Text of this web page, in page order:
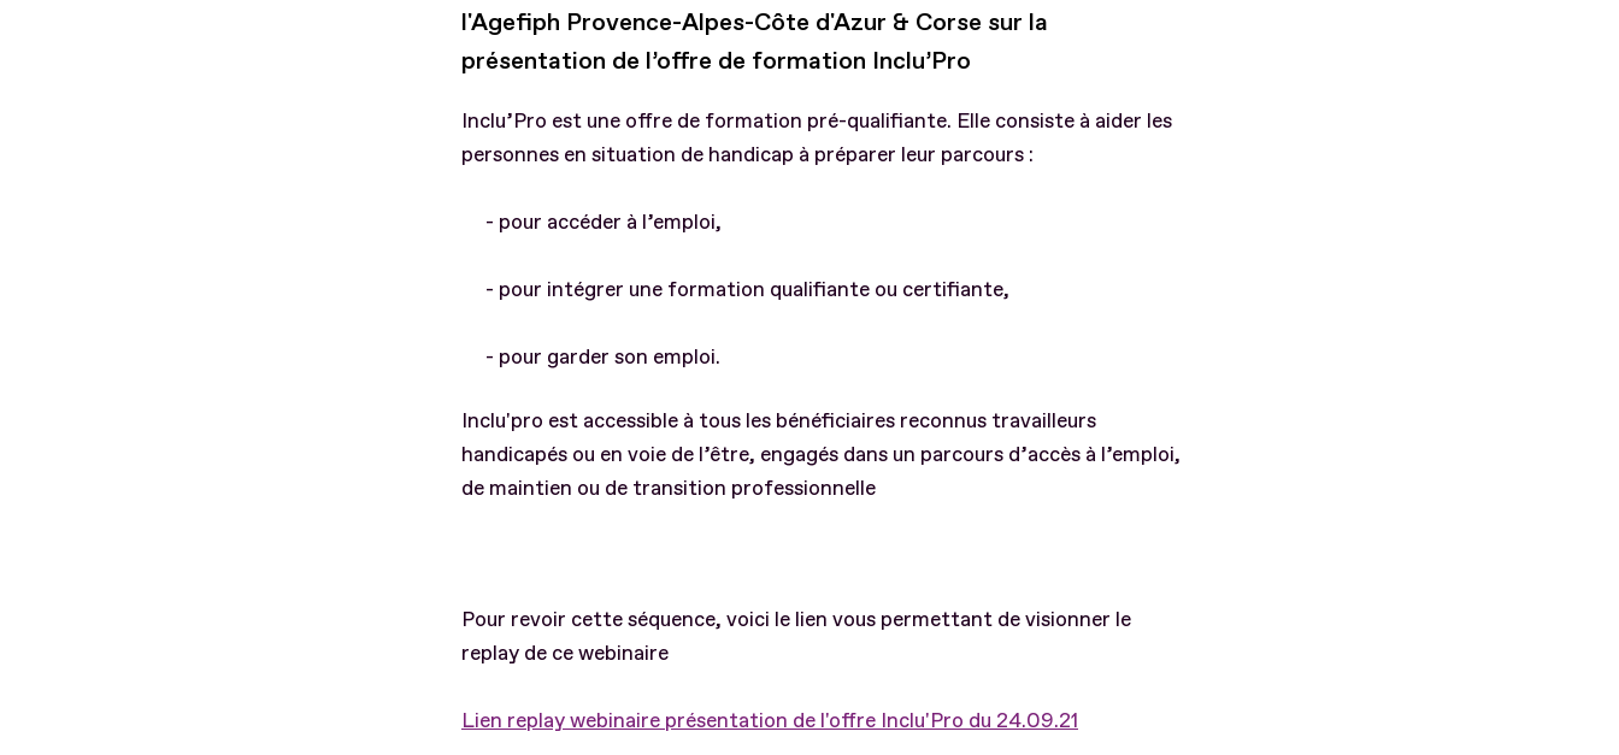
l'Agefiph Provence-Alpes-Côte d'Azur & Corse sur la
présentation de l’offre de formation Inclu’Pro
Inclu’Pro est une offre de formation pré-qualifiante. Elle consiste à aider les
personnes en situation de handicap à préparer leur parcours :
- pour accéder à l’emploi,
- pour intégrer une formation qualifiante ou certifiante,
- pour garder son emploi.
Inclu'pro est accessible à tous les bénéficiaires reconnus travailleurs
handicapés ou en voie de l’être, engagés dans un parcours d’accès à l’emploi,
de maintien ou de transition professionnelle
Pour revoir cette séquence, voici le lien vous permettant de visionner le
replay de ce webinaire
Lien replay webinaire présentation de l'offre Inclu'Pro du 24.09.21